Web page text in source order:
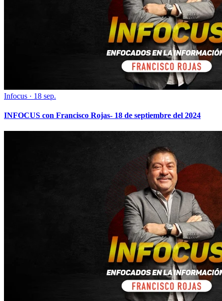
Infocus · 18 sep.
INFOCUS con Francisco Rojas- 18 de septiembre del 2024